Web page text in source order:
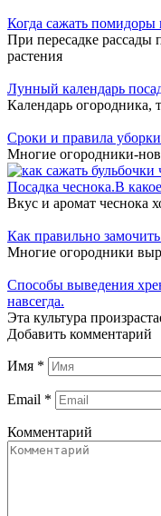
Когда сажать помидоры
При пересадке
растения
Лунный календарь
Календарь
Сроки и правила
Многие огородники-
Посадка чеснока.В
Вкус и аромат чеснока
Как правильно
Многие огородники
Способы выведения
навсегда.
Эта культура
Добавить комментарий
Имя *
Email *
Комментарий